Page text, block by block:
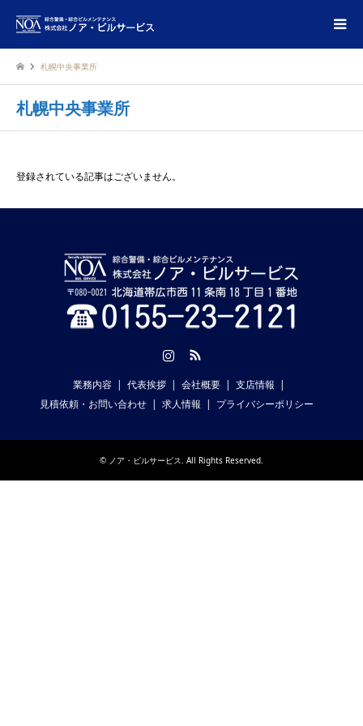
札幌中央事業所
札幌中央事業所
登録されている記事はございません。
業務内容 代表挨拶 会社概要
支店情報
見積依頼・お問い合わせ
求人情報 プライバシーポリシー
© ノア・ビルサービス. All Rights Reserved.